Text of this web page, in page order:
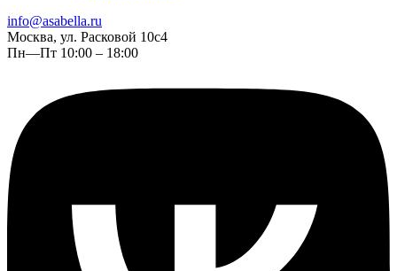
info@asabella.ru
Москва, ул. Расковой 10с4
Пн—Пт 10:00 – 18:00